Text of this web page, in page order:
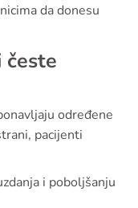
da donesu
određene
pacijenti
i poboljšanju